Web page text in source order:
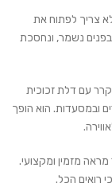
צריך לפתוח את
נשמר, ונחסכת
עם דלת זכוכית
ובמסעדות. הוא הופך
מזמין ומקצועי.
רואים הכל.